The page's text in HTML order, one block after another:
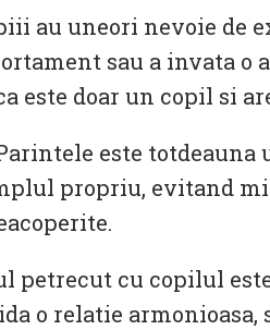
au uneori nevoie
sau a invata
este doar un copil si
este
propriu, evitand
petrecut cu copilul
o relatie